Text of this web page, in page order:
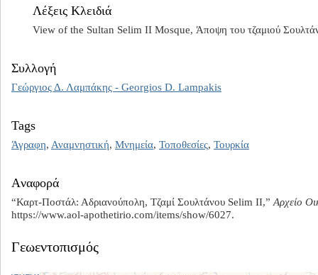
Λέξεις Κλειδιά
View of the Sultan Selim II Mosque, Άποψη του τζαμιού
Συλλογή
Γεώργιος Δ. Λαμπάκης - Georgios D. Lampakis
Tags
Άγραφη, Αναμνηστική, Μνημεία, Τοποθεσίες, Τουρκία
Aναφορά
“Καρτ-Ποστάλ: Αδριανούπολη, Τζαμί Σουλτάνου Selim II,” Αρχείο
https://www.aol-apothetirio.com/items/show/6027.
Γεωεντοπισμός